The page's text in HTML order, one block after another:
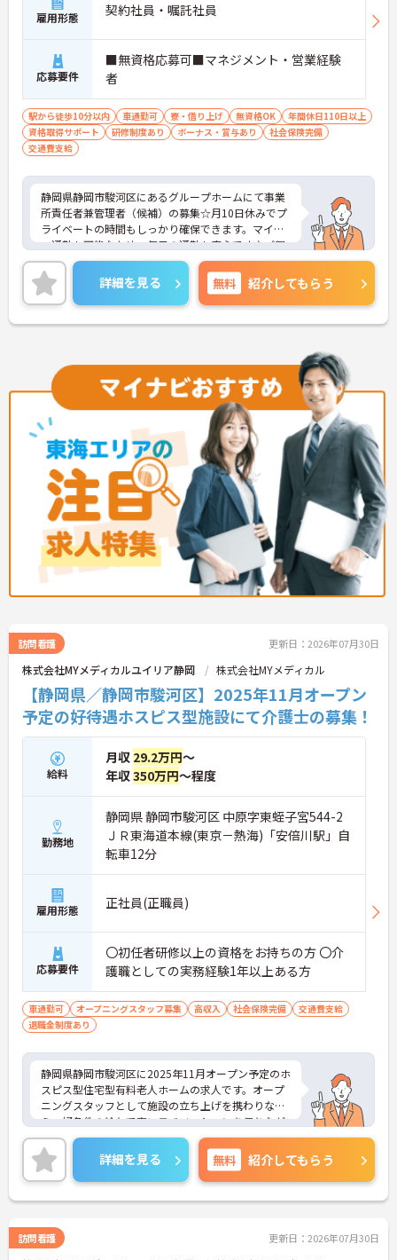
雇用形態 契約社員・嘱託社員
応募要件
■無資格応募可■マネジメント・営業経験
者
駅から徒歩10分以内 車通勤可 寮・借り上げ 無資格OK
年間休日110日以上
資格取得サポート
研修制度あり ボーナス・賞与あり
社会保険完備
交通費支給
静岡県静岡市駿河区にあるグループホームにて事業
所責任者兼管理者（候補）の募集☆月10日休みでプ
ライベートの時間もしっかり確保できます。マイカ
ー通勤も可能なため、毎日の通勤も安心です♪ご興
味のある方には、面接対策ポイントなど、さらに詳
細をご案内しますのでお気軽にご相談ください！
詳細を見る 無料 紹介してもらう
訪問看護 更新日：2026年07月30日
株式会社MYメディカルユイリア静岡 株式会社MYメディカル
【静岡県／静岡市駿河区】2025年11月オープン
予定の好待遇ホスピス型施設にて介護士の募集！
給料
月収 29.2万円～
年収350万円～程度
勤務地
静岡県 静岡市駿河区 中原字東蛭子宮544-2
ＪＲ東海道本線(東京－熱海)「安倍川駅」自
転車12分
雇用形態 正社員(正職員)
応募要件
〇初任者研修以上の資格をお持ちの方 〇介
護職としての実務経験1年以上ある方
車通勤可 オープニングスタッフ募集 高収入 社会保険完備
交通費支給
退職金制度あり
静岡県静岡市駿河区に2025年11月オープン予定のホ
スピス型住宅型有料老人ホームの求人です。オープ
ニングスタッフとして施設の立ち上げを携わりなが
ら、好条件の給与で高いモチベーションを保ちなが
ら勤務することができます。
終末期の患者様やご家族に寄り添い「その人らしい
最期を支える」という看護師としての本質的な役割
を実感できる場です。医療的ケアだけでなく、精神
的・社会的なサポートも重視されるため、患者さん
りがいになります。
ご興味をお持ちの方はお気軽にお問い合わせくださ
詳細を見る 無料 紹介してもらう
訪問看護 更新日：2026年07月30日